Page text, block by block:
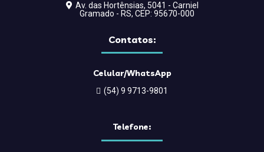
Av. das Hortênsias, 5041 - Carniel
Gramado - RS, CEP: 95670-000
Contatos:
Celular/WhatsApp
(54) 9 9713-9801
Telefone: